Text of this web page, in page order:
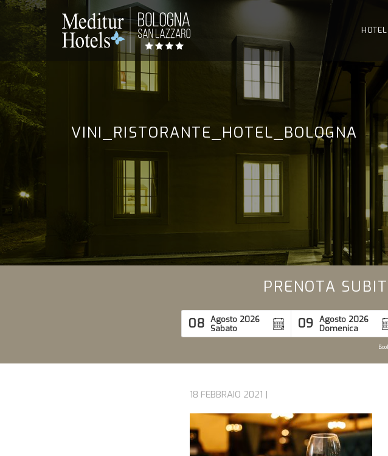
HOTEL
VINI_RISTORANTE_HOTEL_BOLOGNA
PRENOTA
08 Agosto 2026
Sabato
09 Agosto 2026
Domenica
18 FEBBRAIO 2021 |